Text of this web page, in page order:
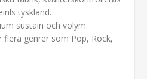
tyskland.
sustain och volym.
flera genrer som Pop, Rock,